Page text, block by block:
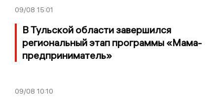
09/08 15:01
В Тульской области завершился
региональный этап программы «Мама-
предприниматель»
09/08 10:10